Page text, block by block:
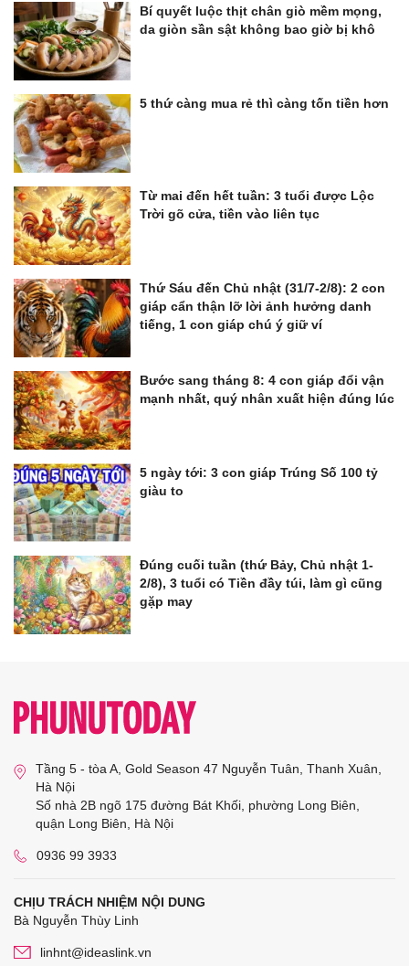
Bí quyết luộc thịt chân giò mềm mọng,
da giòn sần sật không bao giờ bị khô
5 thứ càng mua rẻ thì càng tốn tiền hơn
Từ mai đến hết tuần: 3 tuổi được Lộc
Trời gõ cửa, tiền vào liên tục
Thứ Sáu đến Chủ nhật (31/7-2/8): 2 con
giáp cẩn thận lỡ lời ảnh hưởng danh
tiếng, 1 con giáp chú ý giữ ví
Bước sang tháng 8: 4 con giáp đổi vận
mạnh nhất, quý nhân xuất hiện đúng lúc
5 ngày tới: 3 con giáp Trúng Số 100 tỷ
giàu to
Đúng cuối tuần (thứ Bảy, Chủ nhật 1-
2/8), 3 tuổi có Tiền đầy túi, làm gì cũng
gặp may
Tầng 5 - tòa A, Gold Season 47 Nguyễn Tuân, Thanh Xuân,
Hà Nội
Số nhà 2B ngõ 175 đường Bát Khối, phường Long Biên,
quận Long Biên, Hà Nội
0936 99 3933
CHỊU TRÁCH NHIỆM NỘI DUNG
Bà Nguyễn Thùy Linh
linhnt@ideaslink.vn